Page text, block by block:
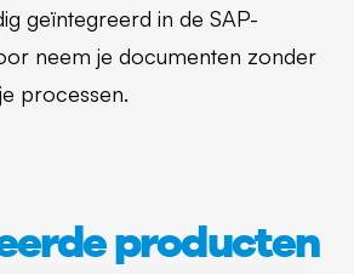
geïntegreerd in de SAP-
neem je documenten zonder
processen.
producten